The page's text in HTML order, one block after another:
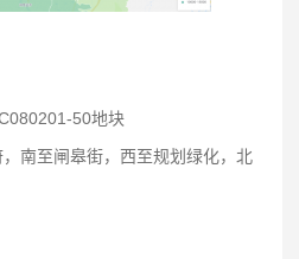
50地块
南至闸皋街，西至规划绿化，北